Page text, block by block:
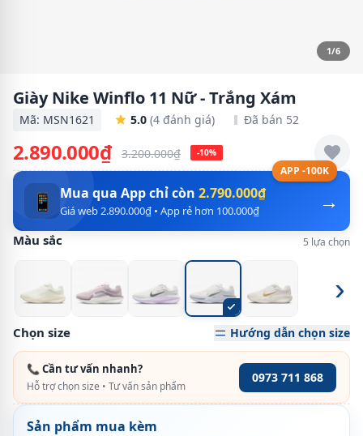
1/6
Giày Nike Winflo 11 Nữ - Trắng Xám
Mã: MSN1621 5.0 (4 đánh giá) Đã bán 52
2.890.000₫ 3.200.000₫ -10%
APP -100K
→
📱 Mua qua App chỉ còn 2.790.000₫
Giá web 2.890.000₫ • App rẻ hơn 100.000₫
Màu sắc 5 lựa chọn
›
Chọn size Hướng dẫn chọn size
📞 Cần tư vấn nhanh?
Hỗ trợ chọn size • Tư vấn sản phẩm
0973 711 868
Sản phẩm mua kèm